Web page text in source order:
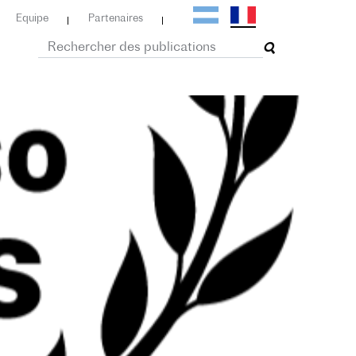
Equipe Partenaires